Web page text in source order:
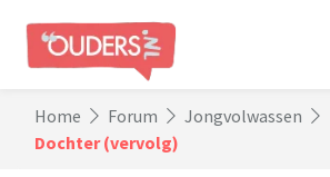
Home Forum
Jongvolwassen
Dochter (vervolg)